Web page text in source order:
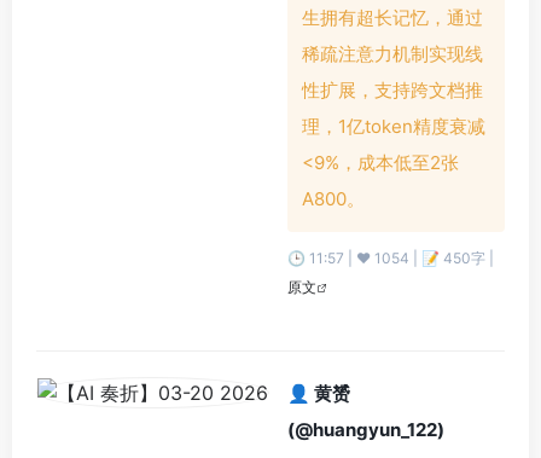
生拥有超长记忆，通过
稀疏注意力机制实现线
性扩展，支持跨文档推
理，1亿token精度衰减
<9%，成本低至2张
A800。
🕒 11:57 | ❤️ 1054 | 📝 450字 |
原文
👤 黄赟
(@huangyun_122)